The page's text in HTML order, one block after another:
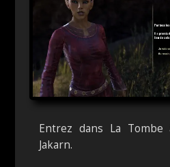
Entrez dans La
Jakarn.